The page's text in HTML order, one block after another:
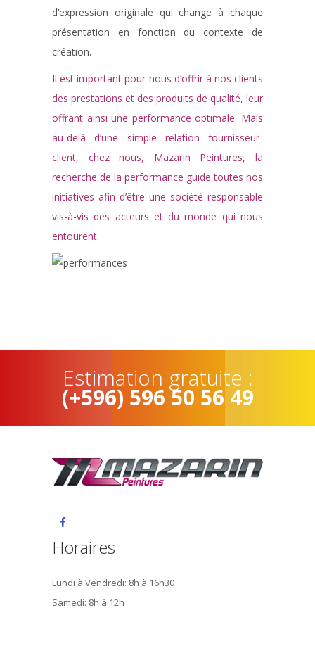
d’expression originale qui change à chaque
présentation en fonction du contexte de
création.
Il est important pour nous d’offrir à nos clients
des prestations et des produits de qualité, leur
offrant ainsi une performance optimale. Mais
au-delà d’une simple relation fournisseur-
client, chez nous, Mazarin Peintures, la
recherche de la performance guide toutes nos
initiatives afin d’être une société responsable
vis-à-vis des acteurs et du monde qui nous
entourent.
Estimation gratuite :
(+596) 596 50 56 49
Horaires
Lundi à Vendredi: 8h à 16h30
Samedi: 8h à 12h